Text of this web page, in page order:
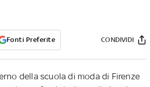
Fonti Preferite CONDIVIDI
della scuola di moda di Firenze